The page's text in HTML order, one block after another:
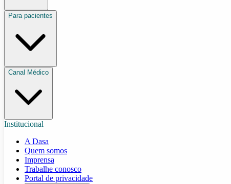
Para pacientes
Canal Médico
Institucional
A Dasa
Quem somos
Imprensa
Trabalhe conosco
Portal de privacidade